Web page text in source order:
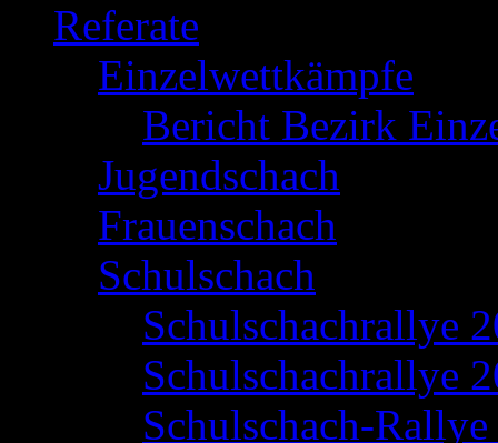
Referate
Einzelwettkämpfe
Bericht Bezirk
Jugendschach
Frauenschach
Schulschach
Schulschachrallye
Schulschachrallye
Schulschach-